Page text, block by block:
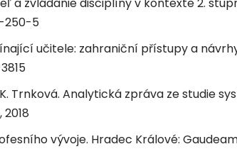
a zvládanie disciplíny v kontexte 2.
250-5
učitele: zahraniční přístupy a
a K. Trnková. Analytická zpráva ze studie
vývoje. Hradec Králové: